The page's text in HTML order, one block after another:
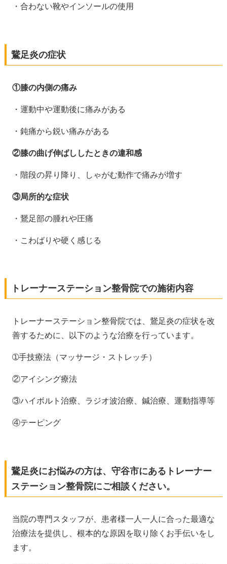
・合わない靴やインソールの使用
鵞足炎の症状
①膝の内側の痛み
・運動中や運動後に痛みがある
・鈍痛から鋭い痛みがある
②膝の曲げ伸ばししたときの違和感
・階段の昇り降り、しゃがむ動作で痛みが増す
③局所的な症状
・鵞足部の腫れや圧痛
・こわばりや硬く感じる
トレーナーステーション整骨院での施術内容
トレーナーステーション整骨院では、鵞足炎の症状を改
善するために、以下のような治療を行っています。
➀手技療法（マッサージ・ストレッチ）
②アイシング療法
③ハイボルト治療、 ラジオ波治療、鍼治療、運動指導等
④テーピング
鵞足炎にお悩みの方は、守谷市にあるトレーナー
ステーション整骨院にご相談ください。
当院の専門スタッフが、患者様一人一人に合った最適な
治療法を提供し、根本的な原因を取り除くお手伝いをし
ます。